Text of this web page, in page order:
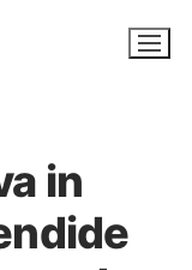
in